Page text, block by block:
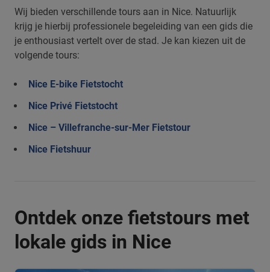
Wij bieden verschillende tours aan in Nice. Natuurlijk
krijg je hierbij professionele begeleiding van een gids die
je enthousiast vertelt over de stad. Je kan kiezen uit de
volgende tours:
Nice E-bike Fietstocht
Nice Privé Fietstocht
Nice – Villefranche-sur-Mer Fietstour
Nice Fietshuur
Ontdek onze fietstours met
lokale gids in Nice